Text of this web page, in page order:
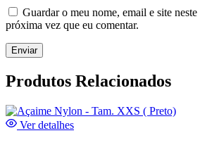
Guardar o meu nome, email e site neste
próxima vez que eu comentar.
Produtos Relacionados
Ver detalhes